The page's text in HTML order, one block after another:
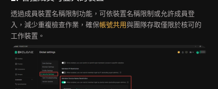
透過成員裝置名稱限制功能，可依裝置名稱限制或允許成員登
入，減少重複檢查作業，確保帳號共用與團隊存取僅限於核可的
工作裝置。